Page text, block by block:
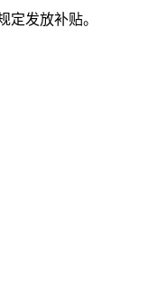
定发放补贴。